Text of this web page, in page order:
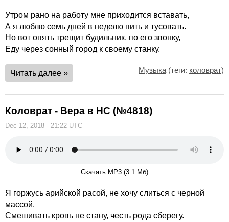
Утром рано на работу мне приходится вставать,
А я люблю семь дней в неделю пить и тусовать.
Но вот опять трещит будильник, по его звонку,
Еду через сонный город к своему станку.
Читать далее » Музыка (теги: коловрат)
Коловрат - Вера в НС (№4818)
Dec 12, 2018 - 21:22 UTC
Скачать MP3 (3.1 Мб)
Я горжусь арийской расой, не хочу слиться с черной
массой.
Смешивать кровь не стану, честь рода сберегу.